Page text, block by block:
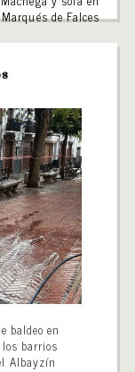
Marqués de Falces
baldeo en
barrios
Albayzín